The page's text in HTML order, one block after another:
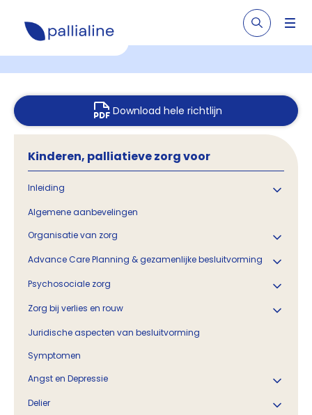
Download hele richtlijn
Kinderen, palliatieve zorg voor
Inleiding
Algemene aanbevelingen
Organisatie van zorg
Advance Care Planning & gezamenlijke besluitvorming
Psychosociale zorg
Zorg bij verlies en rouw
Juridische aspecten van besluitvorming
Symptomen
Angst en Depressie
Delier